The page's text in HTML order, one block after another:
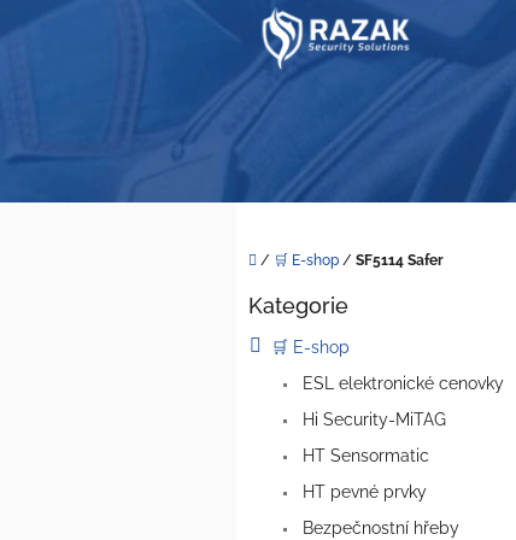
Domů
/ 🛒 E-shop / SF5114 Safer
Přeskočit
Kategorie
🛒 E-shop
ESL elektronické cenovky
Hi Security-MiTAG
HT Sensormatic
HT pevné prvky
Bezpečnostní hřeby